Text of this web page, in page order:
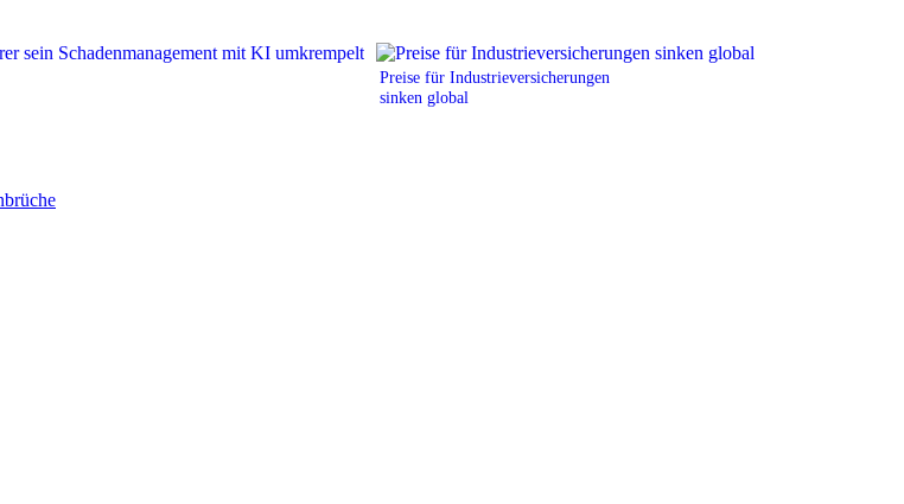
Preise für Industrieversicherungen
sinken global